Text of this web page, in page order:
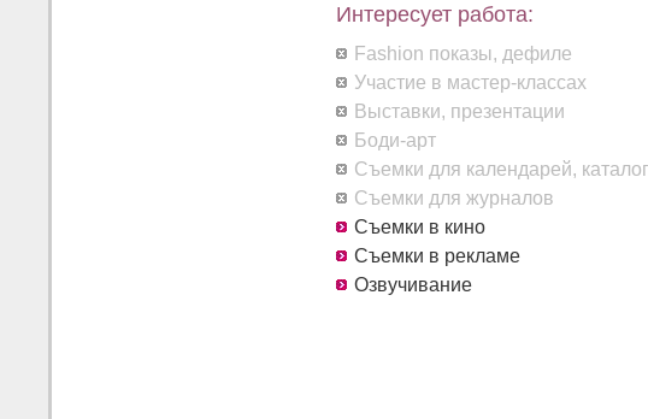
Интересует работа:
Fashion показы, дефиле
Участие в мастер-классах
Выставки, презентации
Боди-арт
Съемки для календарей,
Съемки для журналов
Съемки в кино
Съемки в рекламе
Озвучивание